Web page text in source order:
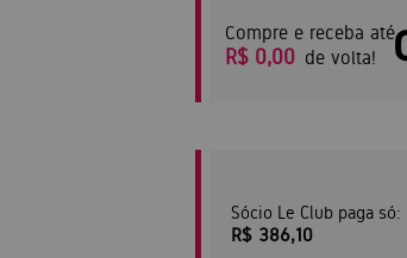
Compre e receba até
R$ 0,00 de volta!
Sócio Le Club paga só:
R$ 386,10